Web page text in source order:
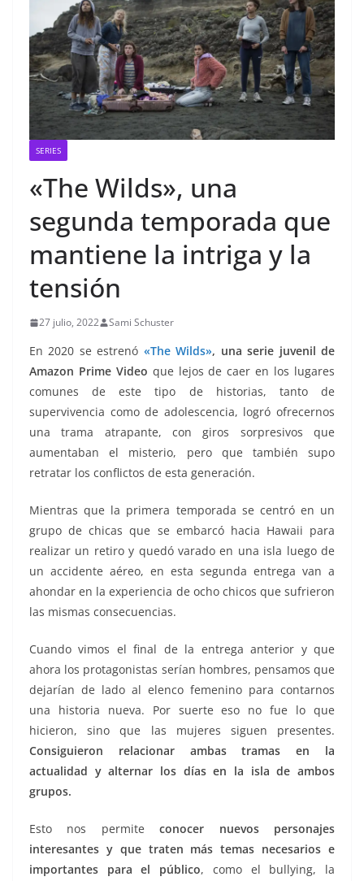
SERIES
«The Wilds», una
segunda temporada que
mantiene la intriga y la
tensión
27 julio, 2022 Sami Schuster
En 2020 se estrenó «The Wilds», una serie juvenil de
Amazon Prime Video que lejos de caer en los lugares
comunes de este tipo de historias, tanto de
supervivencia como de adolescencia, logró ofrecernos
una trama atrapante, con giros sorpresivos que
aumentaban el misterio, pero que también supo
retratar los conflictos de esta generación.
Mientras que la primera temporada se centró en un
grupo de chicas que se embarcó hacia Hawaii para
realizar un retiro y quedó varado en una isla luego de
un accidente aéreo, en esta segunda entrega van a
ahondar en la experiencia de ocho chicos que sufrieron
las mismas consecuencias.
Cuando vimos el final de la entrega anterior y que
ahora los protagonistas serían hombres, pensamos que
dejarían de lado al elenco femenino para contarnos
una historia nueva. Por suerte eso no fue lo que
hicieron, sino que las mujeres siguen presentes.
Consiguieron relacionar ambas tramas en la
actualidad y alternar los días en la isla de ambos
grupos.
Esto nos permiteconocer nuevos personajes
interesantes y que traten más temas necesarios e
importantes para el público, como el bullying, la